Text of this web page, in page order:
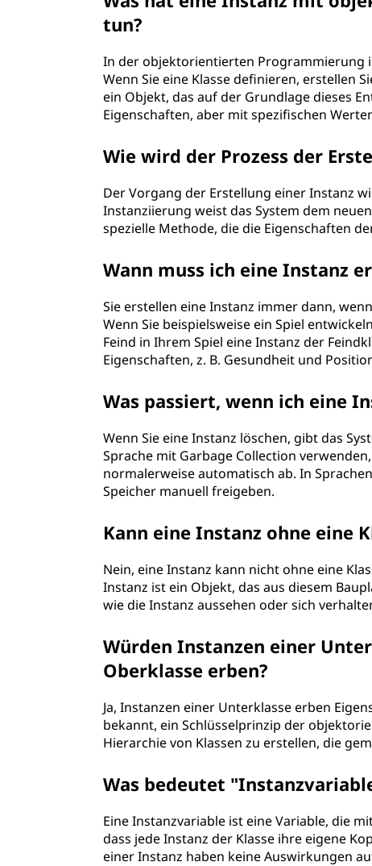
tun?
In der objektorientierten Programmierung
Wenn Sie eine Klasse definieren, erstellen
ein Objekt, das auf der Grundlage dieses
Eigenschaften, aber mit spezifischen
Wie wird der Prozess der
Der Vorgang der Erstellung einer Instanz
Instanziierung weist das System dem
spezielle Methode, die die Eigenschaften
Wann muss ich eine Instanz
Sie erstellen eine Instanz immer dann,
Wenn Sie beispielsweise ein Spiel
Feind in Ihrem Spiel eine Instanz der
Eigenschaften, z. B. Gesundheit und
Was passiert, wenn ich eine
Wenn Sie eine Instanz löschen, gibt das
Sprache mit Garbage Collection
normalerweise automatisch ab. In
Speicher manuell freigeben.
Kann eine Instanz ohne eine
Nein, eine Instanz kann nicht ohne eine
Instanz ist ein Objekt, das aus diesem
wie die Instanz aussehen oder sich
Würden Instanzen einer
Oberklasse erben?
Ja, Instanzen einer Unterklasse erben
bekannt, ein Schlüsselprinzip der
Hierarchie von Klassen zu erstellen, die
Was bedeutet
Eine Instanzvariable ist eine Variable, die
dass jede Instanz der Klasse ihre eigene
einer Instanz haben keine Auswirkungen